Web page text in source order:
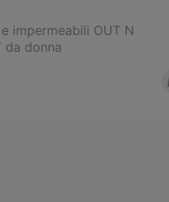
impermeabili OUT N
da donna